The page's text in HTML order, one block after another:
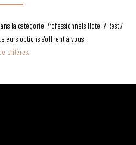
W
la catégorie Professionnels Hotel / Rest /
options s'offrent à vous :
critères.